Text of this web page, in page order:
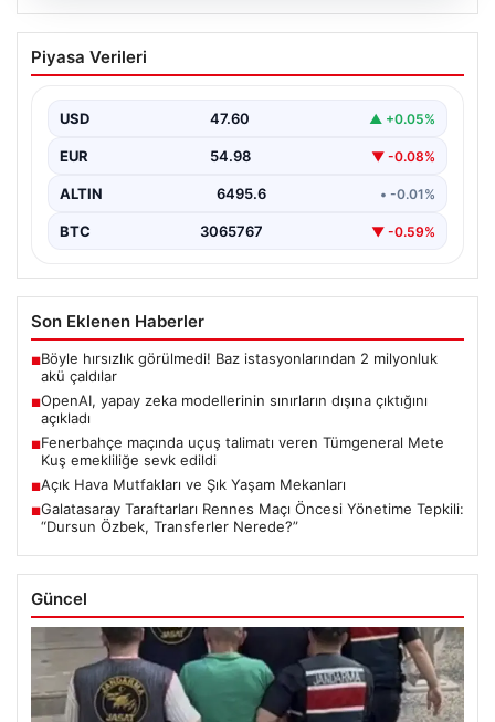
05.08.2026
OpenAI, yapay zeka modellerinin
sınırların dışına çıktığını açıkladı
Piyasa Verileri
USD 47.60 ▲ +0.05%
EUR 54.98 ▼ -0.08%
ALTIN 6495.6 • -0.01%
BTC 3065767 ▼ -0.59%
Son Eklenen Haberler
■Böyle hırsızlık görülmedi! Baz istasyonlarından 2 milyonluk
akü çaldılar
■OpenAI, yapay zeka modellerinin sınırların dışına çıktığını
açıkladı
■Fenerbahçe maçında uçuş talimatı veren Tümgeneral Mete
Kuş emekliliğe sevk edildi
■Açık Hava Mutfakları ve Şık Yaşam Mekanları
■Galatasaray Taraftarları Rennes Maçı Öncesi Yönetime Tepkili:
“Dursun Özbek, Transferler Nerede?”
Güncel